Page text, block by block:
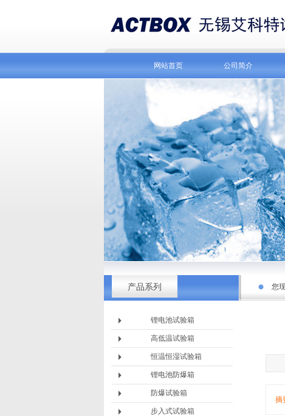
网站首页 公司简介
产品系列
锂电池试验箱
高低温试验箱
恒温恒湿试验箱
锂电池防爆箱
防爆试验箱
步入式试验箱
您
摘